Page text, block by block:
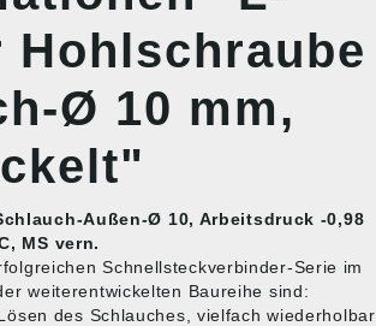
Ø 10 mm,
Außen-Ø 10, Arbeitsdruck -0,98
MS vern.
Schnellsteckverbinder-Serie im
weiterentwickelten Baureihe sind:
des Schlauches, vielfach wiederholbar